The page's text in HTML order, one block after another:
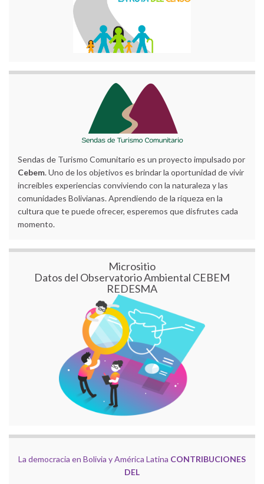
Sendas de Turismo Comunitario es un proyecto impulsado por
Cebem. Uno de los objetivos es brindar la oportunidad de vivir
increíbles experiencias conviviendo con la naturaleza y las
comunidades Bolivianas. Aprendiendo de la riqueza en la
cultura que te puede ofrecer, esperemos que disfrutes cada
momento.
Micrositio
Datos del Observatorio Ambiental CEBEM
REDESMA
La democracia en Bolivia y América Latina CONTRIBUCIONES
DEL